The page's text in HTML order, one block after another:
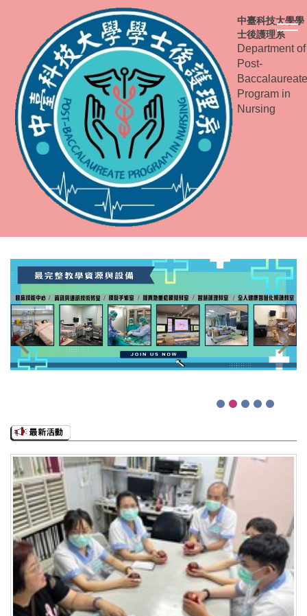
區
中臺科技大學學
士後護理系
Department of
Post-
Program in
Nursing